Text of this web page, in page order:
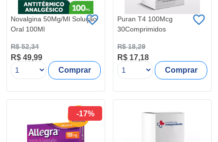
Novalgina 50Mg/Ml Solução
Oral 100Ml
R$ 52,34
R$ 49,99
Comprar
Puran T4 100Mcg
30Comprimidos
R$ 18,29
R$ 17,18
Comprar
-17%